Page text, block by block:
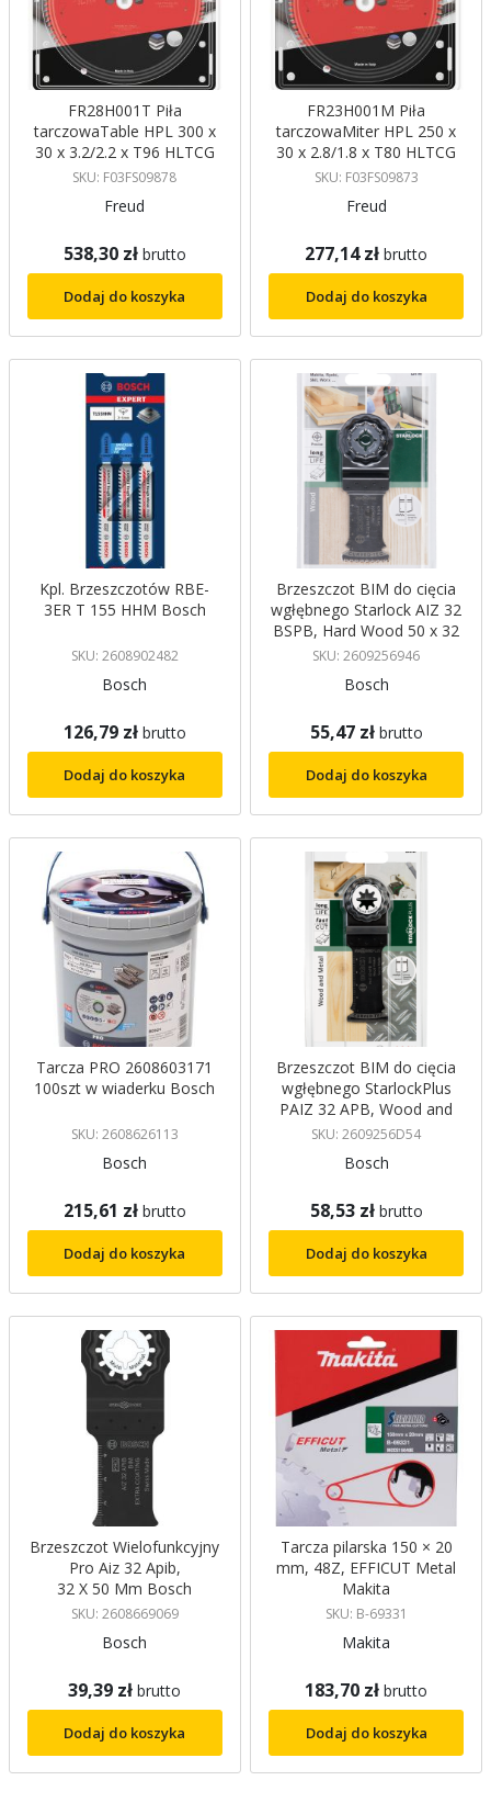
FR28H001T Piła
tarczowaTable HPL 300 x
30 x 3.2/2.2 x T96 HLTCG
10° Freud
SKU: F03FS09878
Freud
538,30 zł brutto
Dodaj do koszyka
FR23H001M Piła
tarczowaMiter HPL 250 x
30 x 2.8/1.8 x T80 HLTCG
Freud
SKU: F03FS09873
Freud
277,14 zł brutto
Dodaj do koszyka
Kpl. Brzeszczotów RBE-
3ER T 155 HHM Bosch
SKU: 2608902482
Bosch
126,79 zł brutto
Dodaj do koszyka
Brzeszczot BIM do cięcia
wgłębnego Starlock AIZ 32
BSPB, Hard Wood 50 x 32
mm Bosch
SKU: 2609256946
Bosch
55,47 zł brutto
Dodaj do koszyka
Tarcza PRO 2608603171
100szt w wiaderku Bosch
SKU: 2608626113
Bosch
215,61 zł brutto
Dodaj do koszyka
Brzeszczot BIM do cięcia
wgłębnego StarlockPlus
PAIZ 32 APB, Wood and
Metal Bosch
SKU: 2609256D54
Bosch
58,53 zł brutto
Dodaj do koszyka
Brzeszczot Wielofunkcyjny
Pro Aiz 32 Apib,
32 X 50 Mm Bosch
SKU: 2608669069
Bosch
39,39 zł brutto
Dodaj do koszyka
Tarcza pilarska 150 × 20
mm, 48Z, EFFICUT Metal
Makita
SKU: B-69331
Makita
183,70 zł brutto
Dodaj do koszyka